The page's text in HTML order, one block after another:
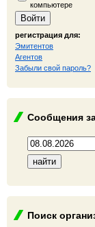
компьютере
регистрация для:
Эмитентов
Агентов
Забыли свой пароль?
Сообщения
Поиск